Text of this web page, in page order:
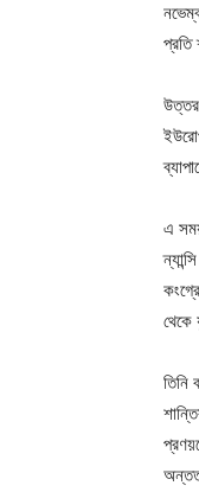
প্রতি
উত্তর
এ
থেকে
তিনি
অন্তত